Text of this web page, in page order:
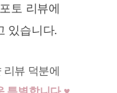
토 리뷰에
있습니다.
뷰 덕분에